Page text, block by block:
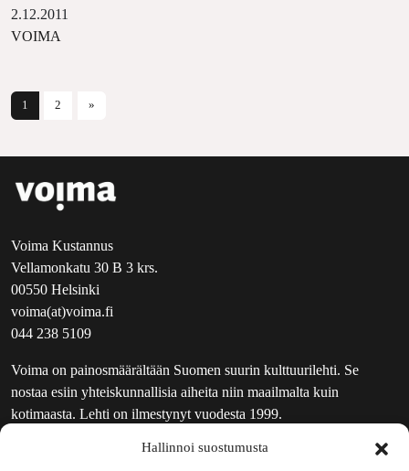
Hallinnoi suostumusta
2.12.2011
VOIMA
Artikkelien selaus
1 2 »
Voima Kustannus
Vellamonkatu 30 B 3 krs.
00550 Helsinki
voima(at)voima.fi
044 238 5109
Voima on painosmäärältään Suomen suurin kulttuurilehti. Se
nostaa esiin yhteiskunnallisia aiheita niin maailmalta kuin
kotimaasta. Lehti on ilmestynyt vuodesta 1999.